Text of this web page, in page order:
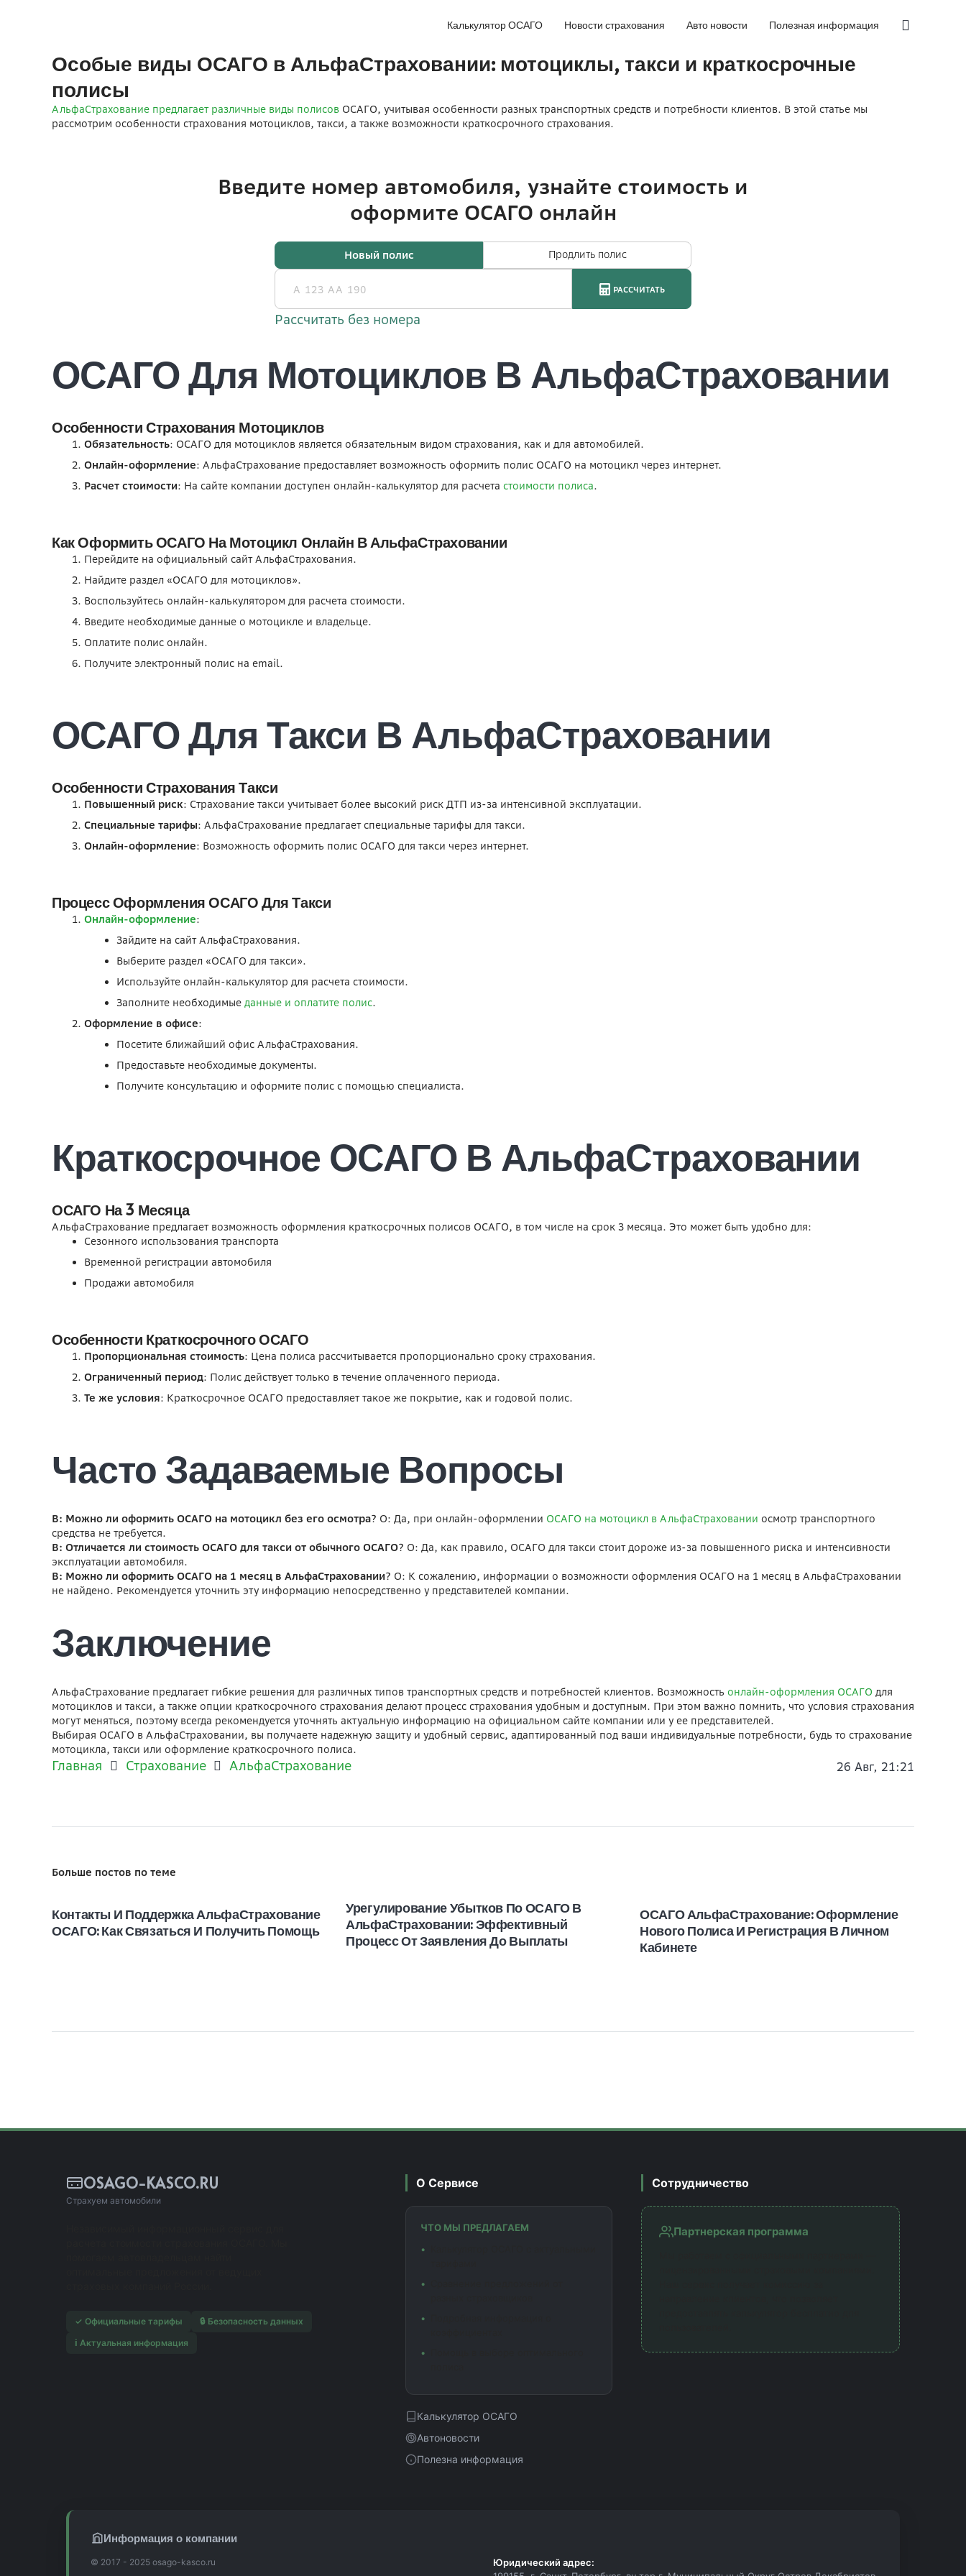
Калькулятор ОСАГО Новости страхования Авто новости Полезная информация
Особые виды ОСАГО в АльфаСтраховании: мотоциклы, такси и краткосрочные
полисы
АльфаСтрахование предлагает различные виды полисов ОСАГО, учитывая особенности разных транспортных средств и потребности клиентов. В этой статье мы
рассмотрим особенности страхования мотоциклов, такси, а также возможности краткосрочного страхования.
ОСАГО Для Мотоциклов В АльфаСтраховании
Особенности Страхования Мотоциклов
Обязательность: ОСАГО для мотоциклов является обязательным видом страхования, как и для автомобилей.
Онлайн-оформление: АльфаСтрахование предоставляет возможность оформить полис ОСАГО на мотоцикл через интернет.
Расчет стоимости: На сайте компании доступен онлайн-калькулятор для расчета стоимости полиса.
Как Оформить ОСАГО На Мотоцикл Онлайн В АльфаСтраховании
Перейдите на официальный сайт АльфаСтрахования.
Найдите раздел «ОСАГО для мотоциклов».
Воспользуйтесь онлайн-калькулятором для расчета стоимости.
Введите необходимые данные о мотоцикле и владельце.
Оплатите полис онлайн.
Получите электронный полис на email.
ОСАГО Для Такси В АльфаСтраховании
Особенности Страхования Такси
Повышенный риск: Страхование такси учитывает более высокий риск ДТП из-за интенсивной эксплуатации.
Специальные тарифы: АльфаСтрахование предлагает специальные тарифы для такси.
Онлайн-оформление: Возможность оформить полис ОСАГО для такси через интернет.
Процесс Оформления ОСАГО Для Такси
Онлайн-оформление:
Зайдите на сайт АльфаСтрахования.
Выберите раздел «ОСАГО для такси».
Используйте онлайн-калькулятор для расчета стоимости.
Заполните необходимые данные и оплатите полис.
Оформление в офисе:
Посетите ближайший офис АльфаСтрахования.
Предоставьте необходимые документы.
Получите консультацию и оформите полис с помощью специалиста.
Краткосрочное ОСАГО В АльфаСтраховании
ОСАГО На 3 Месяца
АльфаСтрахование предлагает возможность оформления краткосрочных полисов ОСАГО, в том числе на срок 3 месяца. Это может быть удобно для:
Сезонного использования транспорта
Временной регистрации автомобиля
Продажи автомобиля
Особенности Краткосрочного ОСАГО
Пропорциональная стоимость: Цена полиса рассчитывается пропорционально сроку страхования.
Ограниченный период: Полис действует только в течение оплаченного периода.
Те же условия: Краткосрочное ОСАГО предоставляет такое же покрытие, как и годовой полис.
Часто Задаваемые Вопросы
В: Можно ли оформить ОСАГО на мотоцикл без его осмотра? О: Да, при онлайн-оформлении ОСАГО на мотоцикл в АльфаСтраховании осмотр транспортного
средства не требуется.
В: Отличается ли стоимость ОСАГО для такси от обычного ОСАГО? О: Да, как правило, ОСАГО для такси стоит дороже из-за повышенного риска и интенсивности
эксплуатации автомобиля.
В: Можно ли оформить ОСАГО на 1 месяц в АльфаСтраховании? О: К сожалению, информации о возможности оформления ОСАГО на 1 месяц в АльфаСтраховании
не найдено. Рекомендуется уточнить эту информацию непосредственно у представителей компании.
Заключение
АльфаСтрахование предлагает гибкие решения для различных типов транспортных средств и потребностей клиентов. Возможность онлайн-оформления ОСАГО для
мотоциклов и такси, а также опции краткосрочного страхования делают процесс страхования удобным и доступным. При этом важно помнить, что условия страхования
могут меняться, поэтому всегда рекомендуется уточнять актуальную информацию на официальном сайте компании или у ее представителей.
Выбирая ОСАГО в АльфаСтраховании, вы получаете надежную защиту и удобный сервис, адаптированный под ваши индивидуальные потребности, будь то страхование
мотоцикла, такси или оформление краткосрочного полиса.
Главная Страхование АльфаСтрахование 26 Авг, 21:21
Больше постов по теме
Контакты И Поддержка АльфаСтрахование
ОСАГО: Как Связаться И Получить Помощь
Урегулирование Убытков По ОСАГО В
АльфаСтраховании: Эффективный
Процесс От Заявления До Выплаты
ОСАГО АльфаСтрахование: Оформление
Нового Полиса И Регистрация В Личном
Кабинете
OSAGO-KASCO.RU
Страхуем автомобили
✓ Официальные тарифы
🔒 Безопасность данных
ℹ️ Актуальная информация
О Сервисе
ЧТО МЫ ПРЕДЛАГАЕМ
Калькулятор ОСАГО
Автоновости
Полезна информация
Сотрудничество
Партнерская программа
Информация о компании
© 2017 - 2025 osago-kasco.ru
Юридический адрес: